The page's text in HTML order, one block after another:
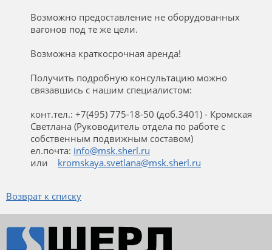
Возможно предоставление не оборудованных
вагонов под те же цели.
Возможна краткосрочная аренда!
Получить подробную консультацию можно
связавшись с нашим специалистом:
конт.тел.: +7(495) 775-18-50 (доб.3401) - Кромская
Светлана (Руководитель отдела по работе с
собственным подвижным составом)
ел.почта: info@msk.sherl.ru
или kromskaya.svetlana@msk.sherl.ru
Возврат к списку